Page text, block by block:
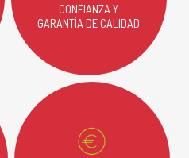
CONFIANZA Y
GARANTÍA DE CALIDAD